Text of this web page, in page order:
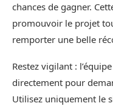
chances de gagner.
promouvoir le projet
remporter une belle
Restez vigilant :
directement pour
Utilisez uniquement le